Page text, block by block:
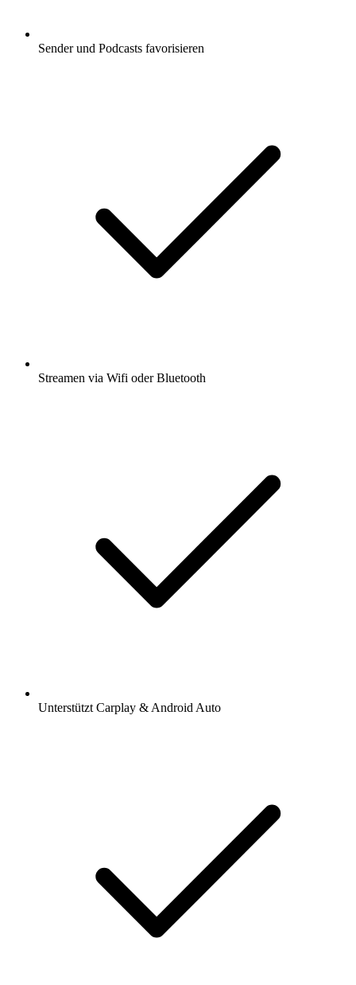
Sender und Podcasts favorisieren
Streamen via Wifi oder Bluetooth
Unterstützt Carplay & Android Auto